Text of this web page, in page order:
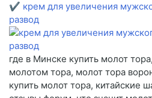
✔ крем для увеличения
развод
где в Минске купить молот
молотом тора, молот тора
купить молот тора, китайские